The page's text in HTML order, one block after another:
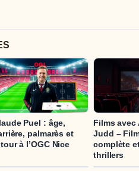
Puel : âge,
palmarès et
à l’OGC Nice
Films avec
Judd –
complète
thrillers